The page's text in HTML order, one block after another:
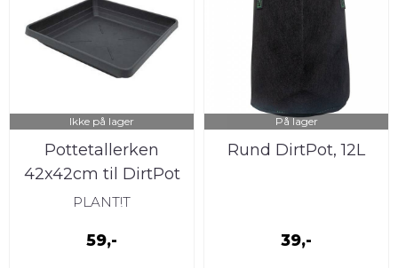
Ikke på lager
Pottetallerken
42x42cm til DirtPot
26 og 37L
PLANT!T
59,-
På lager
Rund DirtPot, 12L
39,-